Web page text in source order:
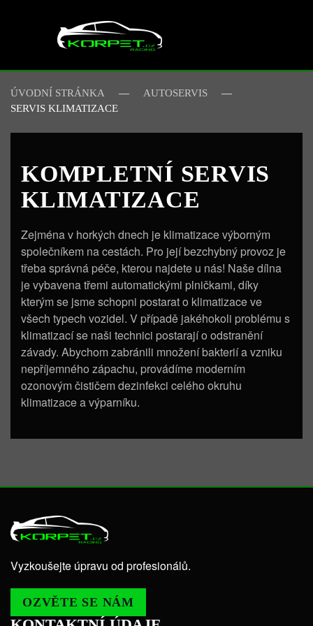
Skip to main content
ÚVODNÍ STRÁNKA
AUTOSERVIS
SERVIS KLIMATIZACE
KOMPLETNÍ SERVIS
KLIMATIZACE
Zejména v horkých dnech je klimatizace výborným
společníkem na cestách. Pro její bezchybný provoz je
třeba správná péče, kterou najdete u nás! Naše dílna
je vybavena třemi automatickými plničkami, díky
kterým se jsme schopni postarat o klimatizace ve
všech typech vozidel. V případě jakéhokoli problému s
klimatizací se naši technici postarají o odstranění
závady. Abychom zabránili množení bakterií a vzniku
nepříjemného zápachu, provádíme moderním
ozonovým čističem dezinfekci celého okruhu
klimatizace a výparníku.
Vyzkoušejte úpravu od profesionálů.
OZVĚTE SE NÁM